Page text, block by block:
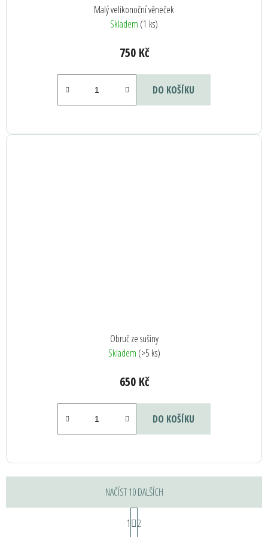
Malý velikonoční věneček
Skladem (1 ks)
750 Kč
DO KOŠÍKU
Obruč ze sušiny
Skladem (>5 ks)
650 Kč
DO KOŠÍKU
NAČÍST 10 DALŠÍCH
S
t
1
2